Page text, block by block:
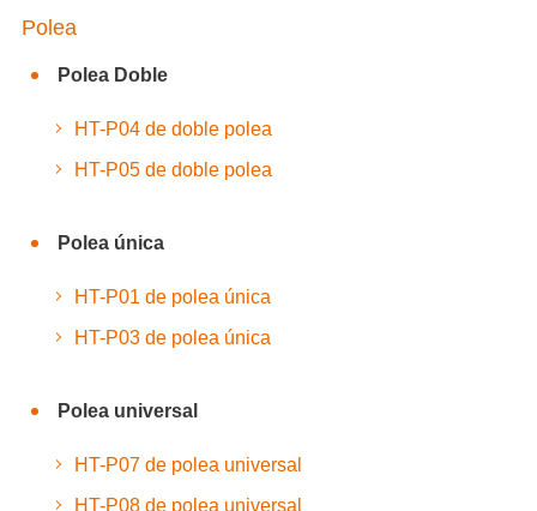
Polea
Polea Doble
HT-P04 de doble polea
HT-P05 de doble polea
Polea única
HT-P01 de polea única
HT-P03 de polea única
Polea universal
HT-P07 de polea universal
HT-P08 de polea universal